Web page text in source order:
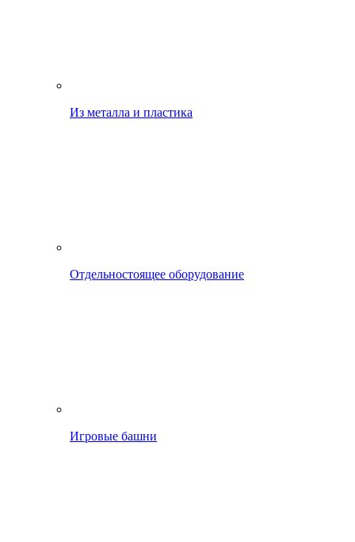
Из металла и пластика
Отдельностоящее оборудование
Игровые башни